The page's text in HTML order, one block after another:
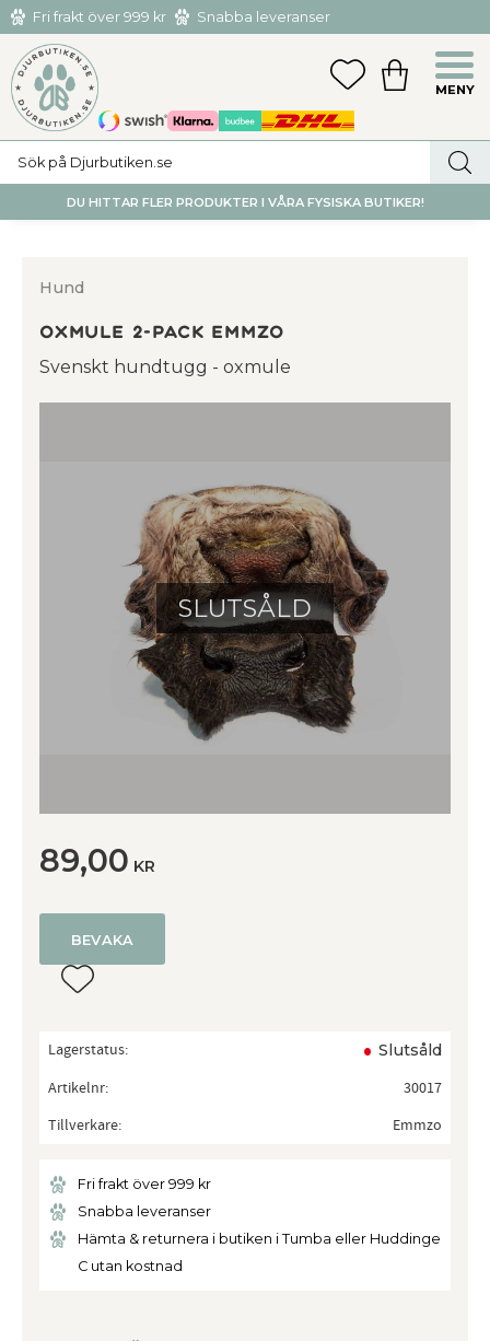
Meny
Fri frakt över 999 kr
Snabba leveranser
Hämta och returnera i butiken i Tumba eller Huddinge C
FAVORITER
KUNDVAGN
DU HITTAR FLER PRODUKTER I VÅRA FYSISKA BUTIKER!
Hund
Oxmule 2-pack Emmzo
Svenskt hundtugg - oxmule
SLUTSÅLD
89,00 KR
Lägg till i favoriter
BEVAKA
Lagerstatus Slutsåld
Artikelnr
30017
Tillverkare
Emmzo
Fri frakt över 999 kr
Snabba leveranser
Hämta & returnera i butiken i Tumba eller Huddinge
C utan kostnad